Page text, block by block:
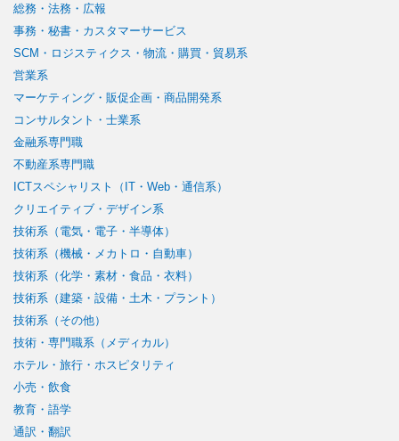
総務・法務・広報
事務・秘書・カスタマーサービス
SCM・ロジスティクス・物流・購買・貿易系
営業系
マーケティング・販促企画・商品開発系
コンサルタント・士業系
金融系専門職
不動産系専門職
ICTスペシャリスト（IT・Web・通信系）
クリエイティブ・デザイン系
技術系（電気・電子・半導体）
技術系（機械・メカトロ・自動車）
技術系（化学・素材・食品・衣料）
技術系（建築・設備・土木・プラント）
技術系（その他）
技術・専門職系（メディカル）
ホテル・旅行・ホスピタリティ
小売・飲食
教育・語学
通訳・翻訳